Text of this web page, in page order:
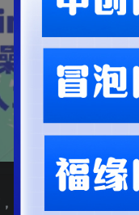
槛低操作简单，轻